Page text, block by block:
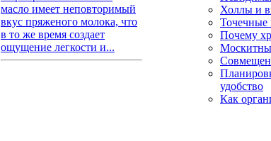
масло имеет неповторимый
вкус пряженого молока, что
в то же время создает
ощущение легкости и...
Холлы и
Точечные
Почему
удобство
Как